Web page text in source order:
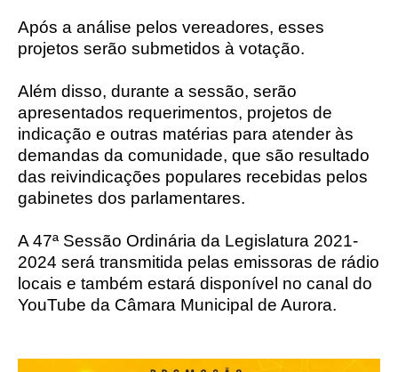
Após a análise pelos vereadores, esses
projetos serão submetidos à votação.
Além disso, durante a sessão, serão
apresentados requerimentos, projetos de
indicação e outras matérias para atender às
demandas da comunidade, que são resultado
das reivindicações populares recebidas pelos
gabinetes dos parlamentares.
A 47ª Sessão Ordinária da Legislatura 2021-
2024 será transmitida pelas emissoras de rádio
locais e também estará disponível no canal do
YouTube da Câmara Municipal de Aurora.